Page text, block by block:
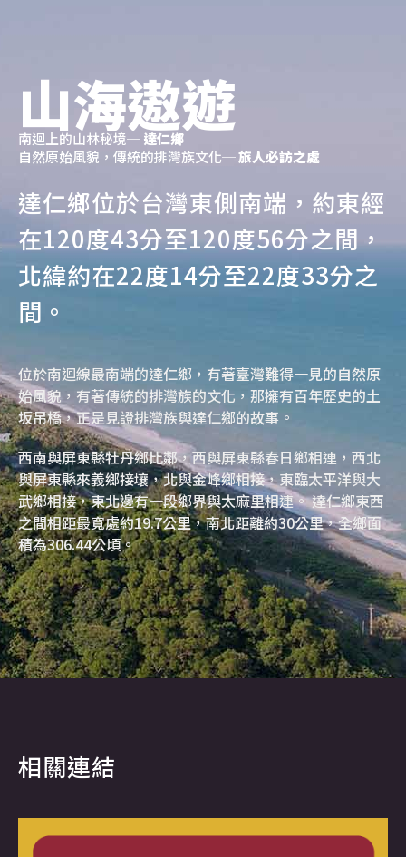
山海遨遊
南迴上的山林秘境─達仁鄉
自然原始風貌，傳統的排灣族文化─旅人必訪之處
達仁鄉位於台灣東側南端，約東經
在120度43分至120度56分之間，
北緯約在22度14分至22度33分之
間。
位於南迴線最南端的達仁鄉，有著臺灣難得一見的自然原
始風貌，有著傳統的排灣族的文化，那擁有百年歷史的土
坂吊橋，正是見證排灣族與達仁鄉的故事。
西南與屏東縣牡丹鄉比鄰，西與屏東縣春日鄉相連，西北
與屏東縣來義鄉接壤，北與金峰鄉相接，東臨太平洋與大
武鄉相接，東北邊有一段鄉界與太麻里相連。 達仁鄉東西
之間相距最寬處約19.7公里，南北距離約30公里，全鄉面
積為306.44公頃。
相關連結